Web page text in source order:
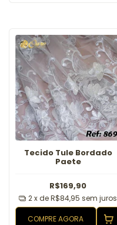
Tecido Tule Bordado
Paete
R$169,90
2x deR$84,95 sem juros
COMPRE AGORA